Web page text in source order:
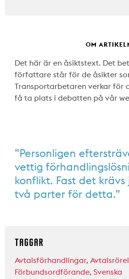
OM
Det här är en åsiktstext. Det
författare står för de åsikter
Transportarbetaren verkar för
få ta plats i debatten på vår
”Personligen
vettig
konflikt. Fast det
två parter för detta.”
TAGGAR
Avtalsförhandlingar,
Förbundsordförande, Svenska